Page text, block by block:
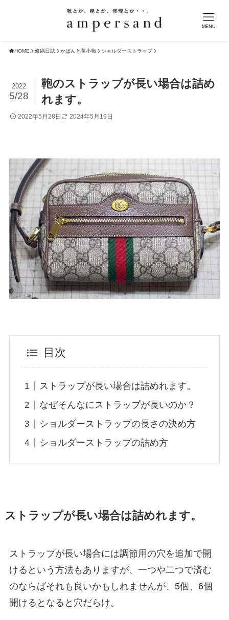
MENU
HOME 修繕日誌 かばんと革小物 ショルダーストラップ
鞄のストラップが長い場合は詰め
れます。
2022
5/28
2022年5月28日 2024年5月19日
目次
ストラップが長い場合は詰めれます。
なぜそんなにストラップが長いのか？
ショルダーストラップの長さの決め方
ショルダーストラップの詰め方
ストラップが長い場合は詰めれます。
ストラップが長い場合には調節用の穴を追加で開
けるという方法もありますが、一つや二つで済む
のならばそれも良いかもしれませんが、5個、6個
開けるとなると穴だらけ。